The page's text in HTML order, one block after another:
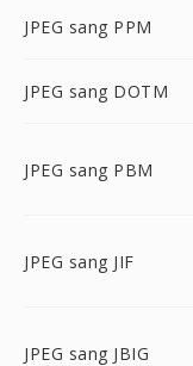
JPEG sang PPM
JPEG sang DOTM
JPEG sang PBM
JPEG sang JIF
JPEG sang JBIG